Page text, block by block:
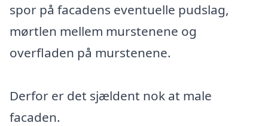
spor på facadens eventuelle pudslag,
mørtlen mellem murstenene og
overfladen på murstenene.
Derfor er det sjældent nok at male
facaden.